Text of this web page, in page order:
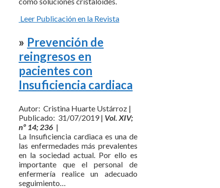
Leer Publicación en la Revista
» Prevención de
reingresos en
pacientes con
Insuficiencia cardiaca
Autor: Cristina Huarte Ustárroz |
Publicado: 31/07/2019 | Vol. XIV;
nº 14; 236 |
La Insuficiencia cardiaca es una de
las enfermedades más prevalentes
en la sociedad actual. Por ello es
importante que el personal de
enfermería realice un adecuado
seguimiento…